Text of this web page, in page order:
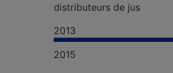
distributeurs de jus
2013
2015